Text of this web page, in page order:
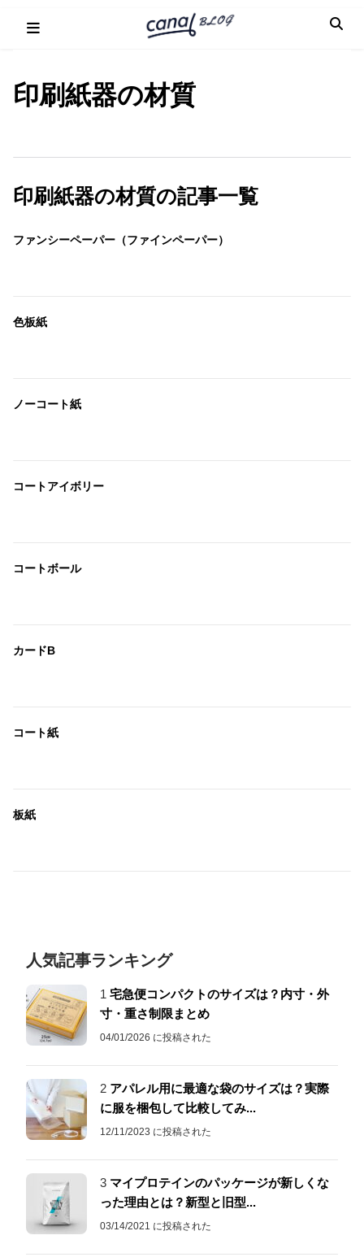
印刷紙器の材質
印刷紙器の材質の記事一覧
ファンシーペーパー（ファインペーパー）
色板紙
ノーコート紙
コートアイボリー
コートボール
カードB
コート紙
板紙
人気記事ランキング
1 宅急便コンパクトのサイズは？内寸・外
寸・重さ制限まとめ
04/01/2026 に投稿された
2 アパレル用に最適な袋のサイズは？実際
に服を梱包して比較してみ...
12/11/2023 に投稿された
3 マイプロテインのパッケージが新しくな
った理由とは？新型と旧型...
03/14/2021 に投稿された